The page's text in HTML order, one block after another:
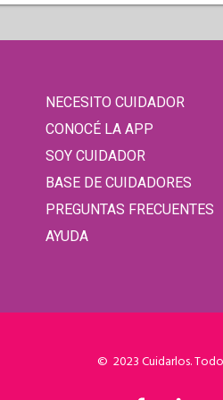
NECESITO CUIDADOR
CONOCÉ LA APP
SOY CUIDADOR
BASE DE CUIDADORES
PREGUNTAS FRECUENTES
AYUDA
© 2023 Cuidarlos.